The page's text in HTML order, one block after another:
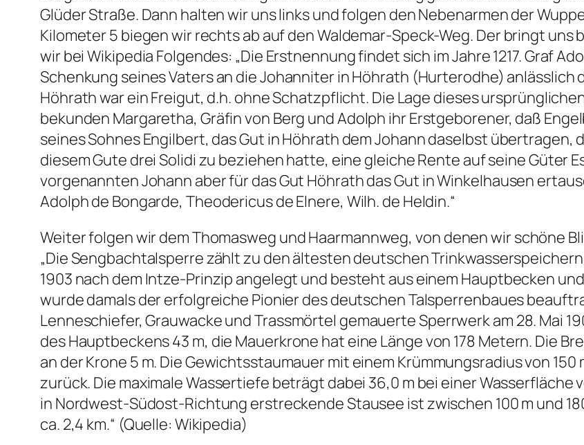
Glüder Straße. Dann halten wir uns links und folgen den Nebenarmen der
Kilometer 5 biegen wir rechts ab auf den Waldemar-Speck-Weg. Der bringt
wir bei Wikipedia Folgendes: „Die Erstnennung findet sich im Jahre 1217. Graf
Schenkung seines Vaters an die Johanniter in Höhrath (Hurterodhe) anlässlich
Höhrath war ein Freigut, d.h. ohne Schatzpflicht. Die Lage dieses
bekunden Margaretha, Gräfin von Berg und Adolph ihr Erstgeborener, daß
seines Sohnes Engilbert, das Gut in Höhrath dem Johann daselbst übertragen,
diesem Gute drei Solidi zu beziehen hatte, eine gleiche Rente auf seine Güter
vorgenannten Johann aber für das Gut Höhrath das Gut in Winkelhausen
Adolph de Bongarde, Theodericus de Elnere, Wilh. de Heldin.“
Weiter folgen wir dem Thomasweg und Haarmannweg, von denen wir schöne
„Die Sengbachtalsperre zählt zu den ältesten deutschen
1903 nach dem Intze-Prinzip angelegt und besteht aus einem Hauptbecken
wurde damals der erfolgreiche Pionier des deutschen Talsperrenbaues
Lenneschiefer, Grauwacke und Trassmörtel gemauerte Sperrwerk am 28. Mai
des Hauptbeckens 43 m, die Mauerkrone hat eine Länge von 178 Metern. Die
an der Krone 5 m. Die Gewichtsstaumauer mit einem Krümmungsradius von 150
zurück. Die maximale Wassertiefe beträgt dabei 36,0 m bei einer Wasserfläche
in Nordwest-Südost-Richtung erstreckende Stausee ist zwischen 100 m und
ca. 2,4 km.“ (Quelle: Wikipedia)